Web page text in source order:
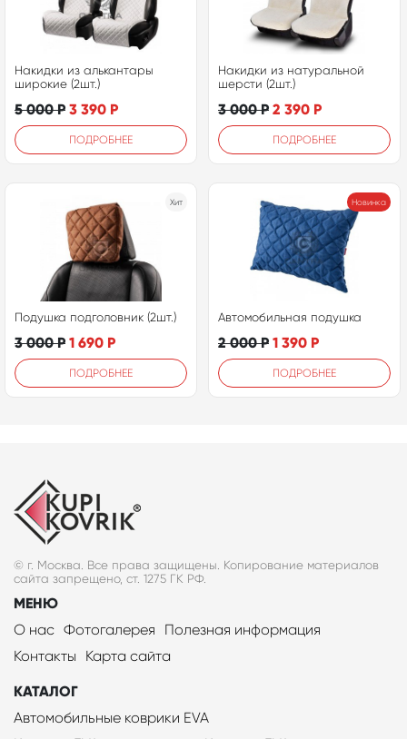
Накидки из алькантары
широкие (2шт.)
5 000Р 3 390 Р
ПОДРОБНЕЕ
Накидки из натуральной
шерсти (2шт.)
3 000Р 2 390 Р
ПОДРОБНЕЕ
Хит
Подушка подголовник (2шт.)
3 000Р 1 690 Р
ПОДРОБНЕЕ
Новинка
Автомобильная подушка
2 000Р 1 390 Р
ПОДРОБНЕЕ
© г. Москва. Все права защищены. Копирование материалов
сайта запрещено, ст. 1275 ГК РФ.
МЕНЮ
О нас Фотогалерея
Полезная информация
Контакты
Карта сайта
КАТАЛОГ
Автомобильные коврики EVA